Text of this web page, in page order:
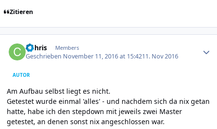
Zitieren
CChris Members
Geschrieben November 11, 2016 at 15:4211. Nov 2016
AUTOR
Am Aufbau selbst liegt es nicht.
Getestet wurde einmal 'alles' - und nachdem sich da nix getan
hatte, habe ich den stepdown mit jeweils zwei Master
getestet, an denen sonst nix angeschlossen war.